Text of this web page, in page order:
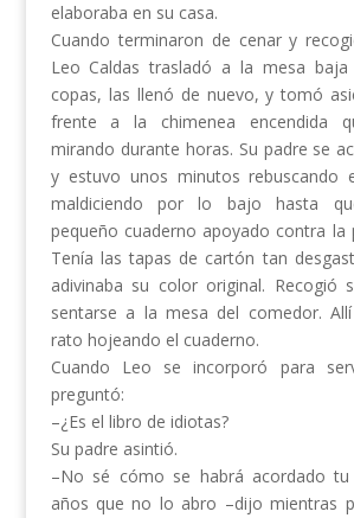
elaboraba en su casa.
Cuando terminaron de cenar y
Leo Caldas trasladó a la mesa
copas, las llenó de nuevo, y tomó
frente a la chimenea encendida
mirando durante horas. Su padre se
y estuvo unos minutos rebuscando
maldiciendo por lo bajo hasta
pequeño cuaderno apoyado contra la
Tenía las tapas de cartón tan
adivinaba su color original. Recogió
sentarse a la mesa del comedor.
rato hojeando el cuaderno.
Cuando Leo se incorporó para
preguntó:
–¿Es el libro de idiotas?
Su padre asintió.
–No sé cómo se habrá acordado
años que no lo abro –dijo mientras